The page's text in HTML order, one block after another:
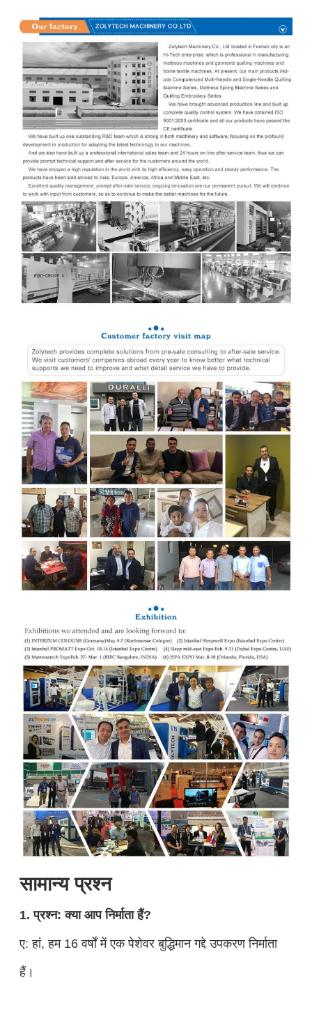
सामान्य प्रश्न
1. प्रश्न: क्या आप निर्माता हैं?
ए: हां, हम 16 वर्षों में एक पेशेवर बुद्धिमान गद्दे उपकरण निर्माता
हैं।